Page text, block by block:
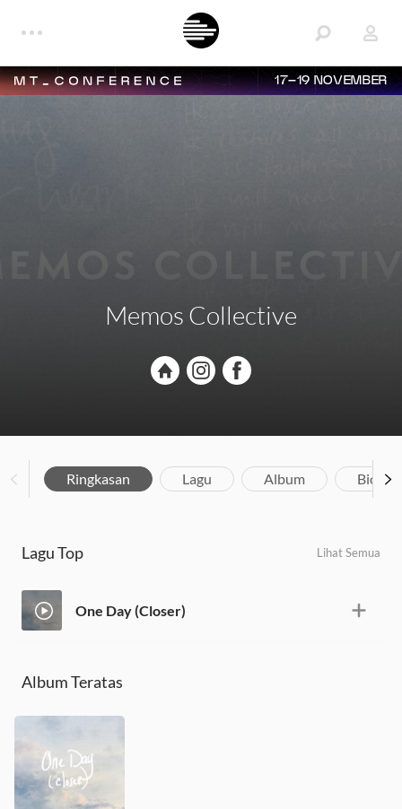
17–19 NOVEMBER
Memos Collective
Ringkasan Lagu Album
Lagu Top Lihat Semua
One Day (Closer)
Album Teratas